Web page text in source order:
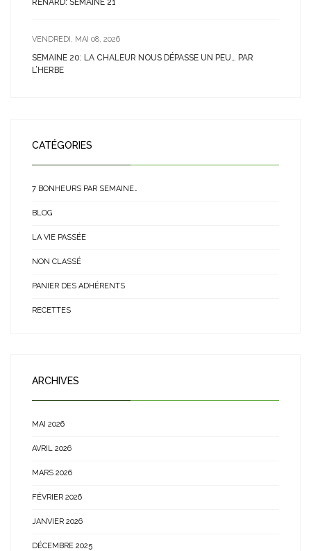
RENARD: SEMAINE 21
VENDREDI, MAI 08, 2026
SEMAINE 20: LA CHALEUR NOUS DÉPASSE UN PEU… PAR
L’HERBE
CATÉGORIES
7 BONHEURS PAR SEMAINE…
BLOG
LA VIE PASSÉE
NON CLASSÉ
PANIER DES ADHÉRENTS
RECETTES
ARCHIVES
MAI 2026
AVRIL 2026
MARS 2026
FÉVRIER 2026
JANVIER 2026
DÉCEMBRE 2025